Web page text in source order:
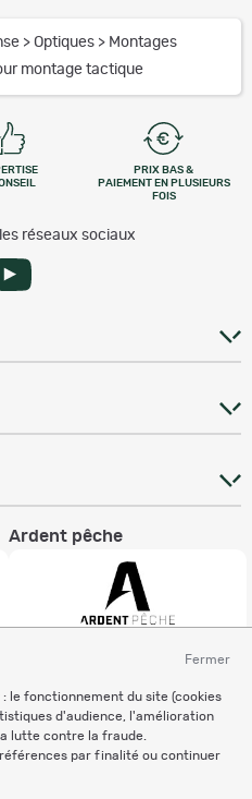
Fermer
le fonctionnement du site (cookies
d'audience, l'amélioration
lutte contre la fraude.
par finalité ou continuer
> Optiques > Montages
montage tactique
PRIX BAS &
PAIEMENT EN PLUSIEURS
FOIS
réseaux sociaux
Ardent pêche